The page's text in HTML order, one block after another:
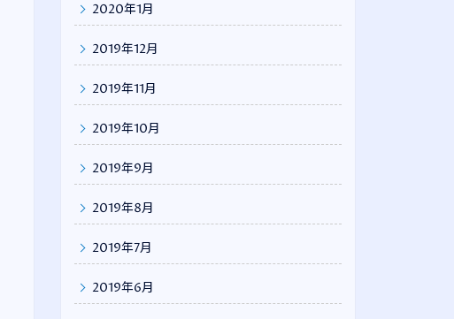
2020年1月
2019年12月
2019年11月
2019年10月
2019年9月
2019年8月
2019年7月
2019年6月